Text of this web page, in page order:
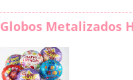
Globos Metalizados